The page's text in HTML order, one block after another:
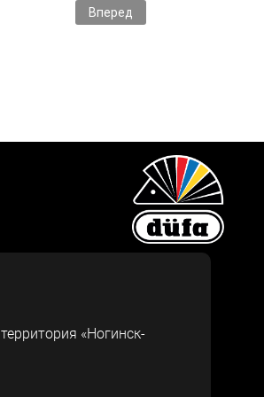
Следующий: düfa RETAIL в
Вперед
территория «Ногинск-